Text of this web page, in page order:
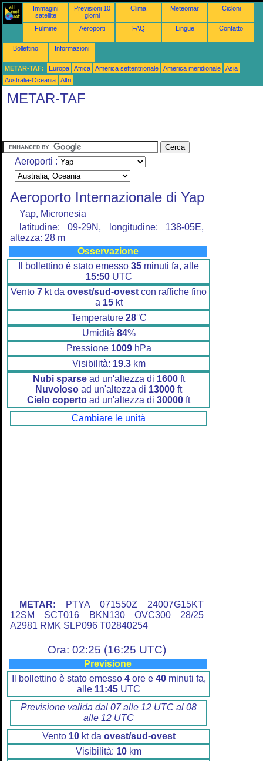
Immagini
satellite
Previsioni 10
giorni
Clima Meteomar Cicloni
Fulmine Aeroporti FAQ Lingue Contatto
Bollettino Informazioni
METAR-TAF: Europa Africa America settentrionale America meridionale
Asia
Australia-Oceania
Altri
METAR-TAF
Aeroporti :
Aeroporto Internazionale di Yap
Yap, Micronesia
latitudine: 09-29N, longitudine: 138-05E,
altezza: 28 m
Osservazione
Il bollettino è stato emesso 35 minuti fa, alle
15:50UTC
Vento 7 kt da ovest/sud-ovest con raffiche fino
a 15kt
Temperature 28°C
Umidità 84%
Pressione 1009hPa
Visibilità: 19.3km
Nubi sparsead un'altezza di 1600ft
Nuvoloso ad un'altezza di 13000 ft
Cielo coperto ad un'altezza di 30000 ft
Cambiare le unità
METAR: PTYA 071550Z 24007G15KT
12SM SCT016 BKN130 OVC300 28/25
A2981 RMK SLP096 T02840254
Ora: 02:25 (16:25 UTC)
Previsione
Il bollettino è stato emesso 4ore e 40minuti fa,
alle 11:45 UTC
Previsione valida dal 07 alle 12 UTC al 08
alle 12 UTC
Vento 10kt da ovest/sud-ovest
Visibilità: 10 km